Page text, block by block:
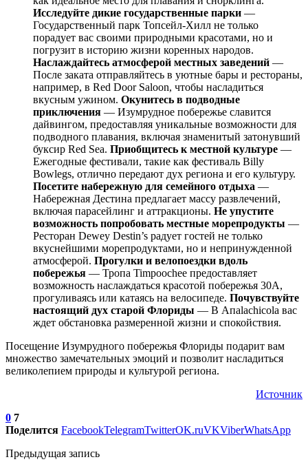
Исследуйте дикие государственные парки —
Государственный парк Топсейл-Хилл не только
порадует вас своими природными красотами, но и
погрузит в историю жизни коренных народов.
Наслаждайтесь атмосферой местных заведений —
После заката отправляйтесь в уютные бары и рестораны,
например, в Red Door Saloon, чтобы насладиться
вкусным ужином. Окунитесь в подводные
приключения — Изумрудное побережье славится
дайвингом, предоставляя уникальные возможности для
подводного плавания, включая знаменитый затонувший
буксир Red Sea. Приобщитесь к местной культуре —
Ежегодные фестивали, такие как фестиваль Billy
Bowlegs, отлично передают дух региона и его культуру.
Посетите набережную для семейного отдыха —
Набережная Дестина предлагает массу развлечений,
включая парасейлинг и аттракционы. Не упустите
возможность попробовать местные морепродукты —
Ресторан Dewey Destin’s радует гостей не только
вкуснейшими морепродуктами, но и непринужденной
атмосферой. Прогулки и велопоездки вдоль
побережья — Тропа Timpoochee предоставляет
возможность наслаждаться красотой побережья 30A,
прогуливаясь или катаясь на велосипеде. Почувствуйте
настоящий дух старой Флориды — В Апalachicola вас
ждет обстановка размеренной жизни и спокойствия.
Посещение Изумрудного побережья Флориды подарит вам
множество замечательных эмоций и позволит насладиться
великолепием природы и культурой региона.
Источник
0 7
Поделится FacebookTelegramTwitterOK.ruVKViberWhatsApp
Предыдущая запись